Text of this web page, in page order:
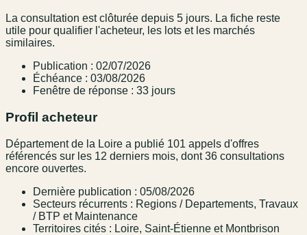
La consultation est clôturée depuis 5 jours. La fiche reste
utile pour qualifier l'acheteur, les lots et les marchés
similaires.
Publication : 02/07/2026
Échéance : 03/08/2026
Fenêtre de réponse : 33 jours
Profil acheteur
Département de la Loire a publié 101 appels d'offres
référencés sur les 12 derniers mois, dont 36 consultations
encore ouvertes.
Dernière publication : 05/08/2026
Secteurs récurrents : Regions / Departements, Travaux
/ BTP et Maintenance
Territoires cités : Loire, Saint-Étienne et Montbrison